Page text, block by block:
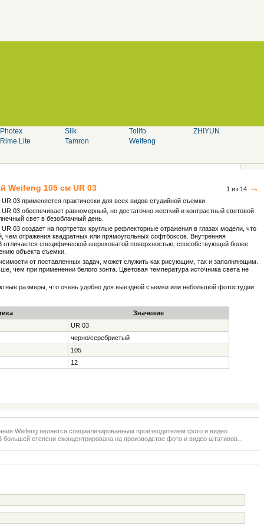
Photex
Rime Lite
Slik
Tamron
Tolifo
Weifeng
ZHIYUN
1 из 14 →
Weifeng 105 см UR 03
03 применяется практически для всех видов студийной съемки.
03 обеспечивает равномерный, но достаточно жесткий и контрастный световой
свет в безоблачный день.
03 создает на портретах круглые рефлекторные отражения в глазах модели, что
чем отражения квадратных или прямоугольных софтбоксов. Внутренняя
отличается специфической шероховатой поверхностью, способствующей более
объекта съемки.
от поставленных задач, может служить как рисующим, так и заполняющим.
чем при применении белого зонта. Цветовая температура источника света не
размеры, что очень удобно для выездной съемки или небольшой фотостудии.
Значение
UR 03
черно/серебристый
105
12
Weifeng является специализированным производителем фото и видео
большей степени сконцентрирована на производстве фото и видео штативов...